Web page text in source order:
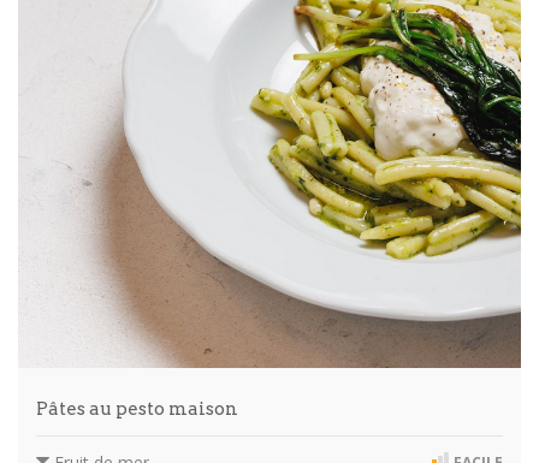
Pâtes au pesto maison